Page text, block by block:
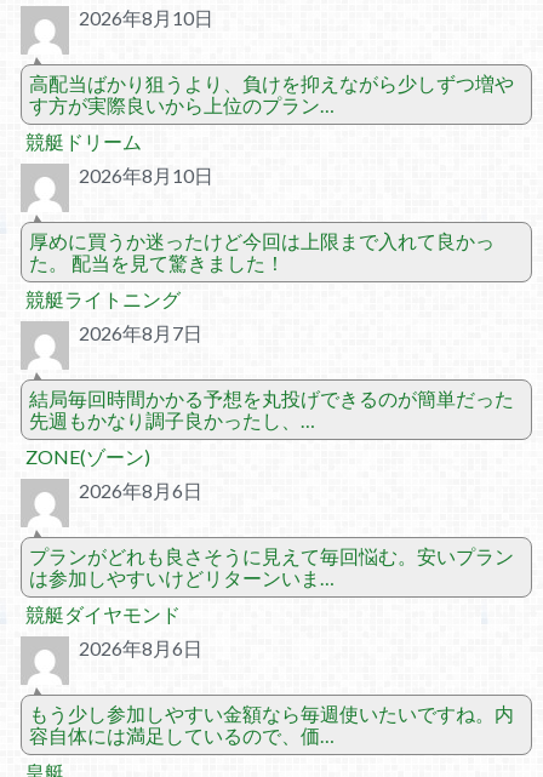
2026年8月10日
高配当ばかり狙うより、負けを抑えながら少しずつ増や
す方が実際良いから上位のプラン…
競艇ドリーム
2026年8月10日
厚めに買うか迷ったけど今回は上限まで入れて良かっ
た。 配当を見て驚きました！
競艇ライトニング
2026年8月7日
結局毎回時間かかる予想を丸投げできるのが簡単だった
先週もかなり調子良かったし、…
ZONE(ゾーン)
2026年8月6日
プランがどれも良さそうに見えて毎回悩む。安いプラン
は参加しやすいけどリターンいま…
競艇ダイヤモンド
2026年8月6日
もう少し参加しやすい金額なら毎週使いたいですね。内
容自体には満足しているので、価…
皇艇